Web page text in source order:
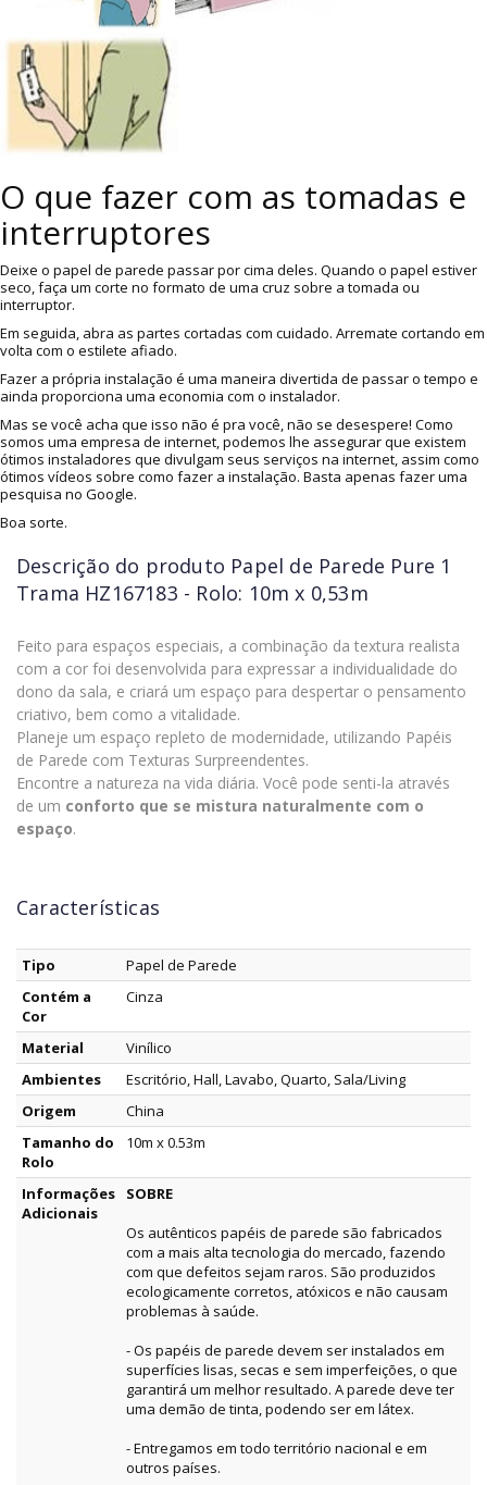
O que fazer com as tomadas e
interruptores
Deixe o papel de parede passar por cima deles. Quando o papel estiver
seco, faça um corte no formato de uma cruz sobre a tomada ou
interruptor.
Em seguida, abra as partes cortadas com cuidado. Arremate cortando em
volta com o estilete afiado.
Fazer a própria instalação é uma maneira divertida de passar o tempo e
ainda proporciona uma economia com o instalador.
Mas se você acha que isso não é pra você, não se desespere! Como
somos uma empresa de internet, podemos lhe assegurar que existem
ótimos instaladores que divulgam seus serviços na internet, assim como
ótimos vídeos sobre como fazer a instalação. Basta apenas fazer uma
pesquisa no Google.
Boa sorte.
Descrição do produto Papel de Parede Pure 1
Trama HZ167183 - Rolo: 10m x 0,53m
Feito para espaços especiais, a combinação da textura realista
com a cor foi desenvolvida para expressar a individualidade do
dono da sala, e criará um espaço para despertar o pensamento
criativo, bem como a vitalidade.
Planeje um espaço repleto de modernidade, utilizando Papéis
de Parede com Texturas Surpreendentes.
Encontre a natureza na vida diária. Você pode senti-la através
de um conforto que se mistura naturalmente com o
espaço.
Características
Tipo
Papel de Parede
Contém a
Cor
Cinza
Material
Vinílico
Ambientes
Escritório, Hall, Lavabo, Quarto, Sala/Living
Origem
China
Tamanho do
Rolo
10m x 0.53m
Informações
Adicionais
SOBRE
Os autênticos papéis de parede são fabricados
com a mais alta tecnologia do mercado, fazendo
com que defeitos sejam raros. São produzidos
ecologicamente corretos, atóxicos e não causam
problemas à saúde.
- Os papéis de parede devem ser instalados em
superfícies lisas, secas e sem imperfeições, o que
garantirá um melhor resultado. A parede deve ter
uma demão de tinta, podendo ser em látex.
- Entregamos em todo território nacional e em
outros países.